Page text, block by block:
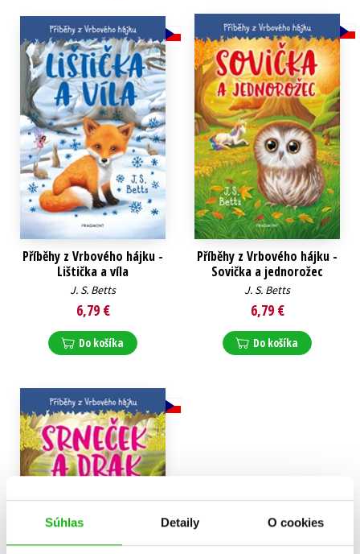
Súhlas Detaily O cookies
Technické vedy
Umenie a kultúra
Výchova a pedagogika
Young adult
Young adult (SK)
Zdravie a životný štýl
Všetky tituly
Příběhy z Vrbového hájku -
Lištička a víla
J. S. Betts
6,79 €
Do košíka
Příběhy z Vrbového hájku -
Sovička a jednorožec
J. S. Betts
6,79 €
Do košíka